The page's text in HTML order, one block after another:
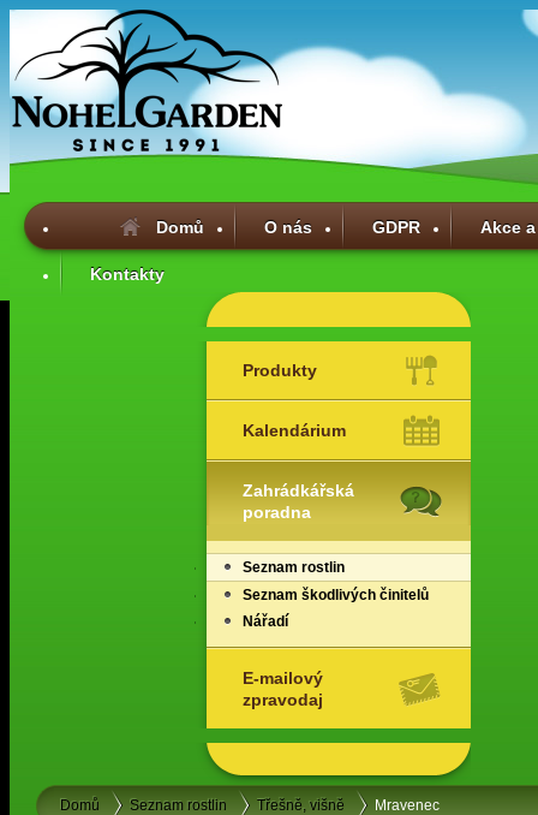
Domů O nás GDPR Akce
Kontakty
Produkty
Kalendárium
Zahrádkářská
poradna
Seznam rostlin
Seznam škodlivých činitelů
Nářadí
E-mailový
zpravodaj
Domů Seznam rostlin Třešně, višně Mravenec